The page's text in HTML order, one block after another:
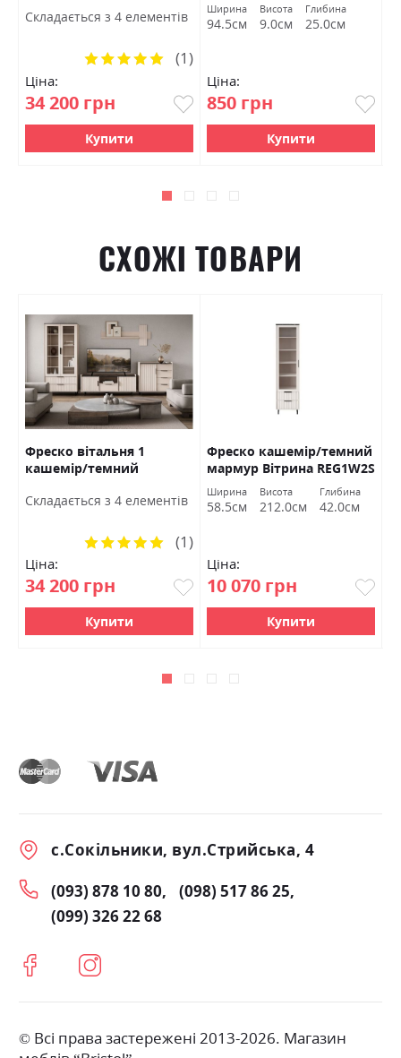
Cкладається з 4 елементів
Ціна:
34 200 грн
Рейтинг:
(1)
Купити
Ширина
94.5см
Висота
9.0см
Глибина
25.0см
Ціна:
850 грн
Купити
СХОЖІ ТОВАРИ
Фреско вітальня 1
кашемір/темний
Cкладається з 4 елементів
Ціна:
34 200 грн
Рейтинг:
(1)
Купити
Фреско кашемір/темний
мармур Вітрина REG1W2S
БРВ Україна
Ширина
58.5см
Висота
212.0см
Глибина
42.0см
Ціна:
10 070 грн
Купити
с.Сокільники, вул.Стрийська, 4
(093) 878 10 80
(098) 517 86 25
(099) 326 22 68
© Всі права застережені 2013-2026. Магазин